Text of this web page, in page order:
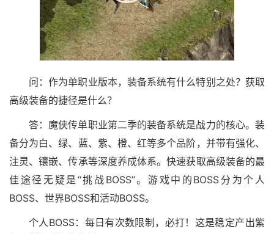
问：作为单职业版本，装备系统有什么特别之处？获取
高级装备的捷径是什么？
答：魔侠传单职业第二季的装备系统是战力的核心。装
备分为白、绿、蓝、紫、橙、红等多个品阶，并带有强化、
注灵、镶嵌、传承等深度养成体系。快速获取高级装备的最
佳途径无疑是“挑战BOSS”。游戏中的BOSS分为个人
BOSS、世界BOSS和活动BOSS。
个人BOSS：每日有次数限制，必打！这是稳定产出紫